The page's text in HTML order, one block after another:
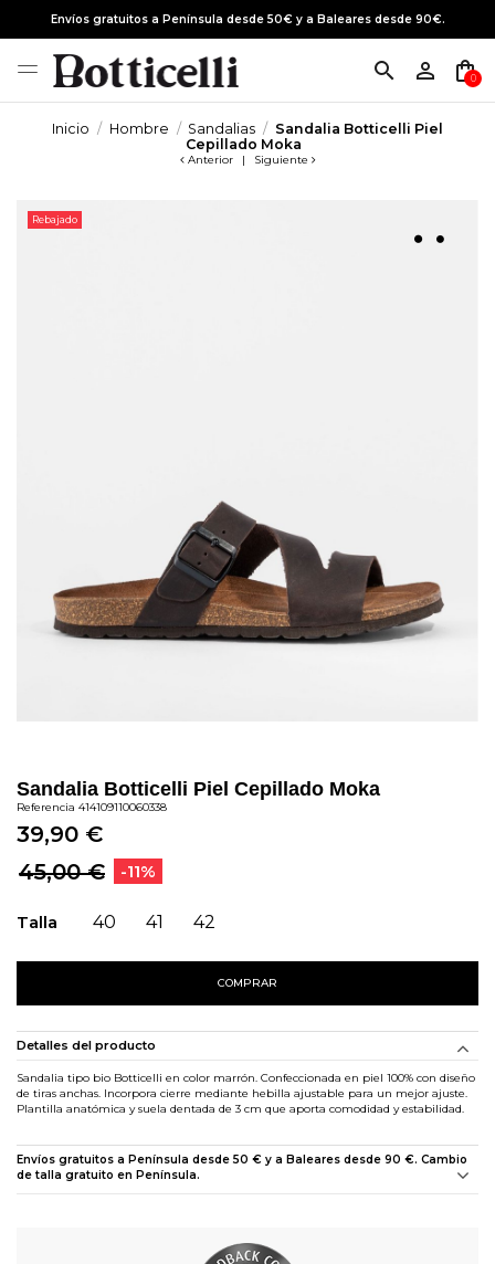
Envíos gratuitos a Península desde 50€ y a Baleares desde 90€.
search person_outline shopping_bag
0
Inicio Hombre Sandalias
Sandalia Botticelli Piel
Cepillado Moka
Anterior | Siguiente
Rebajado
Sandalia Botticelli Piel Cepillado Moka
Referencia 414109110060338
39,90 €
45,00 €
-11%
Talla 40 41 42
COMPRAR
Detalles del producto
Sandalia tipo bio Botticelli en color marrón. Confeccionada en piel 100% con diseño
de tiras anchas. Incorpora cierre mediante hebilla ajustable para un mejor ajuste.
Plantilla anatómica y suela dentada de 3 cm que aporta comodidad y estabilidad.
Envíos gratuitos a Península desde 50 € y a Baleares desde 90 €. Cambio
de talla gratuito en Península.